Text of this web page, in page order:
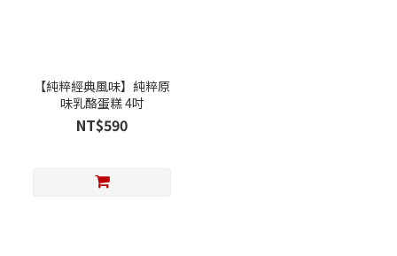
【純粹經典風味】純粹原
味乳酪蛋糕 4吋
NT$590